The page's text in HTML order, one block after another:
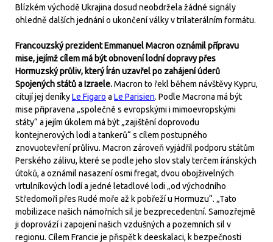
Blízkém východě Ukrajina dosud neobdržela žádné signály
ohledně dalších jednání o ukončení války v trilaterálním formátu.
Francouzský prezident Emmanuel Macron oznámil přípravu
mise, jejímž cílem má být obnovení lodní dopravy přes
Hormuzský průliv, který Írán uzavřel po zahájení úderů
Spojených států a Izraele.Macron to řekl během návštěvy Kypru,
citují jej deníkyLe Figaro a Le Parisien. Podle Macrona má být
mise připravena „společně s evropskými i mimoevropskými
státy“ a jejím úkolem má být „zajištění doprovodu
kontejnerových lodí a tankerů“ s cílem postupného
znovuotevření průlivu. Macron zároveň vyjádřil podporu státům
Perského zálivu, které se podle jeho slov staly terčem íránských
útoků, a oznámil nasazení osmi fregat, dvou obojživelných
vrtulníkových lodí a jedné letadlové lodi „od východního
Středomoří přes Rudé moře až k pobřeží u Hormuzu“. „Tato
mobilizace našich námořních sil je bezprecedentní. Samozřejmě
ji doprovází i zapojení našich vzdušných a pozemních sil v
regionu. Cílem Francie je přispět k deeskalaci, k bezpečnosti